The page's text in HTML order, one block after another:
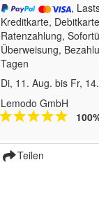
,
Kreditkarte,
Ratenzahlung,
Überweisung,
Tagen
Di, 11. Aug. bis Fr,
Lemodo GmbH
Teilen